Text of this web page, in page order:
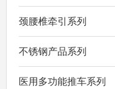
颈腰椎牵引系列
不锈钢产品系列
医用多功能推车系列